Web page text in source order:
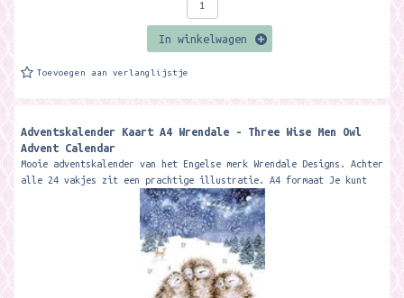
In winkelwagen
Toevoegen aan verlanglijstje
Adventskalender Kaart A4 Wrendale - Three Wise Men Owl
Advent Calendar
Mooie adventskalender van het Engelse merk Wrendale Designs. Achter
alle 24 vakjes zit een prachtige illustratie. A4 formaat Je kunt